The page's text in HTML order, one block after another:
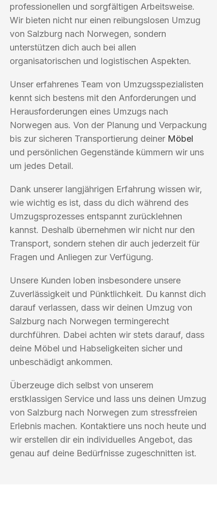
professionellen und sorgfältigen Arbeitsweise.
Wir bieten nicht nur einen reibungslosen Umzug
von Salzburg nach Norwegen, sondern
unterstützen dich auch bei allen
organisatorischen und logistischen Aspekten.
Unser erfahrenes Team von Umzugsspezialisten
kennt sich bestens mit den Anforderungen und
Herausforderungen eines Umzugs nach
Norwegen aus. Von der Planung und Verpackung
bis zur sicheren Transportierung deiner Möbel
und persönlichen Gegenstände kümmern wir uns
um jedes Detail.
Dank unserer langjährigen Erfahrung wissen wir,
wie wichtig es ist, dass du dich während des
Umzugsprozesses entspannt zurücklehnen
kannst. Deshalb übernehmen wir nicht nur den
Transport, sondern stehen dir auch jederzeit für
Fragen und Anliegen zur Verfügung.
Unsere Kunden loben insbesondere unsere
Zuverlässigkeit und Pünktlichkeit. Du kannst dich
darauf verlassen, dass wir deinen Umzug von
Salzburg nach Norwegen termingerecht
durchführen. Dabei achten wir stets darauf, dass
deine Möbel und Habseligkeiten sicher und
unbeschädigt ankommen.
Überzeuge dich selbst von unserem
erstklassigen Service und lass uns deinen Umzug
von Salzburg nach Norwegen zum stressfreien
Erlebnis machen. Kontaktiere uns noch heute und
wir erstellen dir ein individuelles Angebot, das
genau auf deine Bedürfnisse zugeschnitten ist.